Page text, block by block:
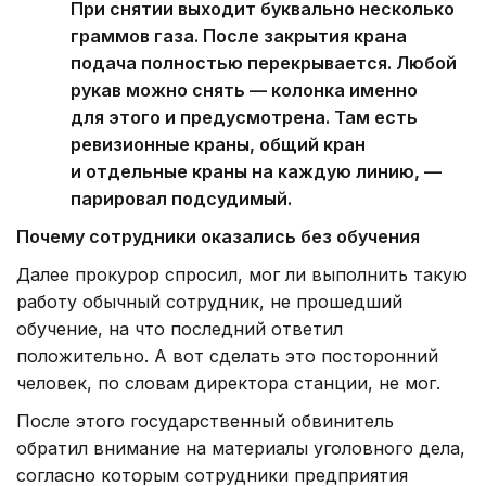
При снятии выходит буквально несколько
граммов газа. После закрытия крана
подача полностью перекрывается. Любой
рукав можно снять — колонка именно
для этого и предусмотрена. Там есть
ревизионные краны, общий кран
и отдельные краны на каждую линию, —
парировал подсудимый.
Почему сотрудники оказались без обучения
Далее прокурор спросил, мог ли выполнить такую
работу обычный сотрудник, не прошедший
обучение, на что последний ответил
положительно. А вот сделать это посторонний
человек, по словам директора станции, не мог.
После этого государственный обвинитель
обратил внимание на материалы уголовного дела,
согласно которым сотрудники предприятия